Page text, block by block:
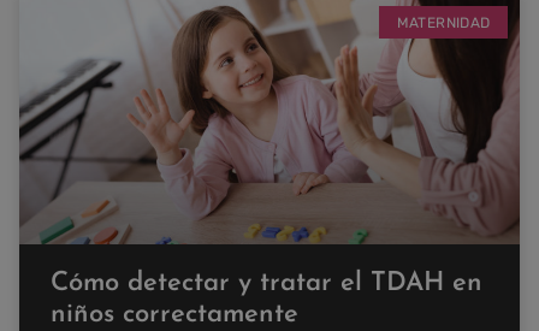
MATERNIDAD
Cómo detectar y tratar el TDAH en
niños correctamente